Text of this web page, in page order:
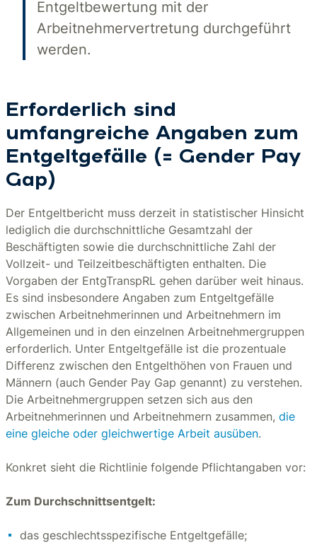
Entgeltbewertung mit der
Arbeitnehmervertretung durchgeführt
werden.
Erforderlich sind
umfangreiche Angaben zum
Entgeltgefälle (= Gender Pay
Gap)
Der Entgeltbericht muss derzeit in statistischer Hinsicht
lediglich die durchschnittliche Gesamtzahl der
Beschäftigten sowie die durchschnittliche Zahl der
Vollzeit- und Teilzeitbeschäftigten enthalten. Die
Vorgaben der EntgTranspRL gehen darüber weit hinaus.
Es sind insbesondere Angaben zum Entgeltgefälle
zwischen Arbeitnehmerinnen und Arbeitnehmern im
Allgemeinen und in den einzelnen Arbeitnehmergruppen
erforderlich. Unter Entgeltgefälle ist die prozentuale
Differenz zwischen den Entgelthöhen von Frauen und
Männern (auch Gender Pay Gap genannt) zu verstehen.
Die Arbeitnehmergruppen setzen sich aus den
Arbeitnehmerinnen und Arbeitnehmern zusammen, die
eine gleiche oder gleichwertige Arbeit ausüben.
Konkret sieht die Richtlinie folgende Pflichtangaben vor:
Zum Durchschnittsentgelt:
das geschlechtsspezifische Entgeltgefälle;